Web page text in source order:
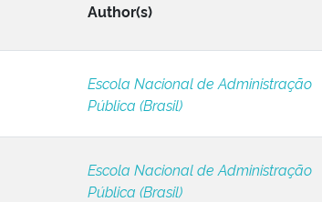
Author(s)
Escola Nacional de Administração
Pública (Brasil)
Escola Nacional de Administração
Pública (Brasil)